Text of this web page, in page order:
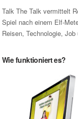
Talk The Talk vermittelt
Spiel nach einem Elf-
Reisen, Technologie, Job
Wie funktioniert es?